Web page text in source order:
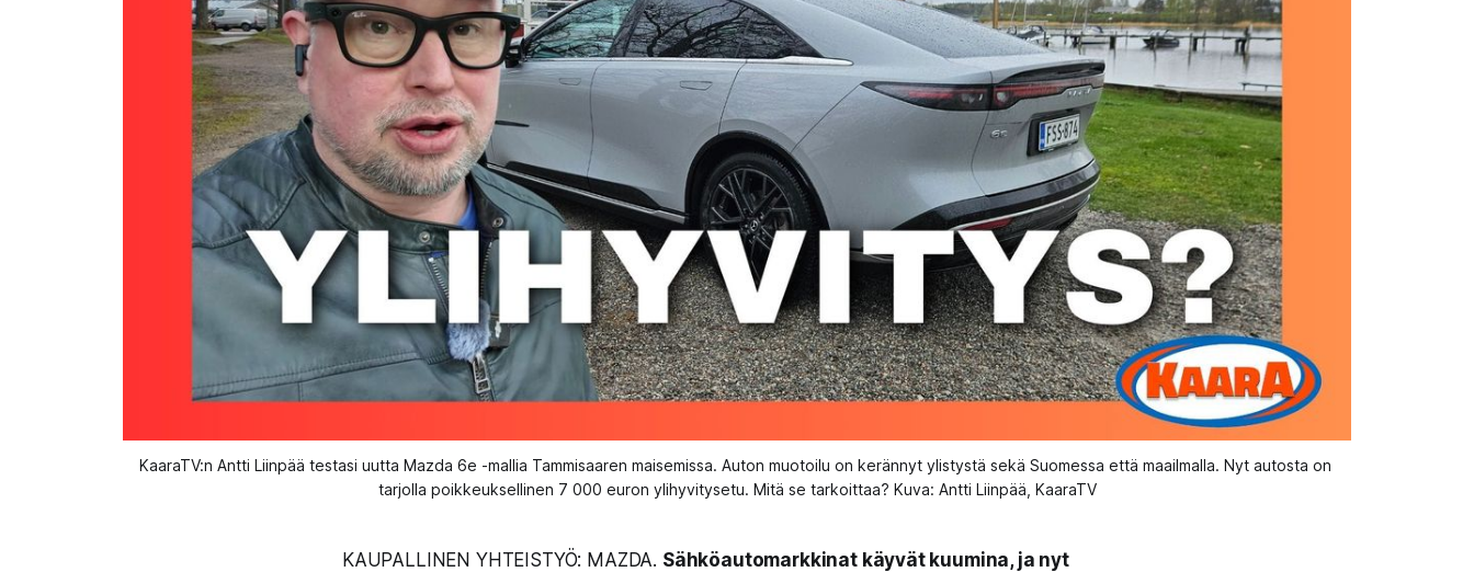
KaaraTV:n Antti Liinpää testasi uutta Mazda 6e -mallia Tammisaaren maisemissa. Auton muotoilu on kerännyt ylistystä sekä Suomessa että maailmalla. Nyt autosta on
tarjolla poikkeuksellinen 7 000 euron ylihyvitysetu. Mitä se tarkoittaa? Kuva: Antti Liinpää, KaaraTV
KAUPALLINEN YHTEISTYÖ: MAZDA. Sähköautomarkkinat käyvät kuumina, ja nyt